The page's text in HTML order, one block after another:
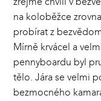
na koloběžce
probírat z
Mírně krvácel a
pennyboardu byl
tělo. Jára se velmi
bezmocného